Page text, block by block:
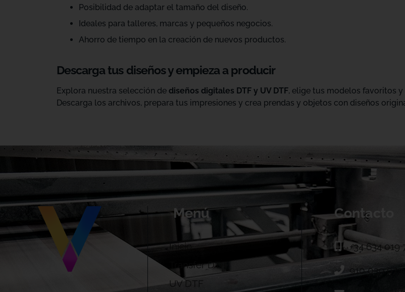
Posibilidad de adaptar el tamaño del diseño.
Ideales para talleres, marcas y pequeños negocios.
Ahorro de tiempo en la creación de nuevos productos.
Descarga tus diseños y empieza a producir
Explora nuestra selección de diseños digitales DTF y UV DTF, elige tus modelos favoritos
Descarga los archivos, prepara tus impresiones y crea prendas y objetos con diseños
Menú
Inicio
Transfer DTF
UV DTF
Contacto
+34 634 019
910 039 973